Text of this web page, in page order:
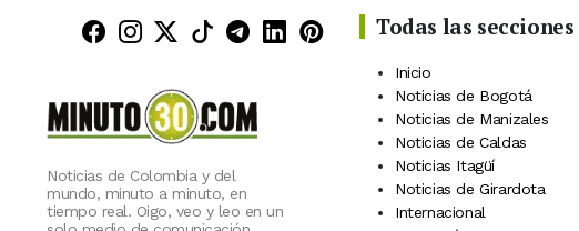
Minuto30 en Facebook
Minuto30 en Instagram
Minuto30 en X (Twitter)
Minuto30 en TikTok
Canal de Minuto30 en
Minuto30 en LinkedIn
Minuto30 en Pinterest
Noticias de Colombia y del
mundo, minuto a minuto, en
tiempo real. Oigo, veo y leo en un
Todas las secciones
Inicio
Noticias de Bogotá
Noticias de Manizales
Noticias de Caldas
Noticias Itagüí
Noticias de Girardota
Internacional